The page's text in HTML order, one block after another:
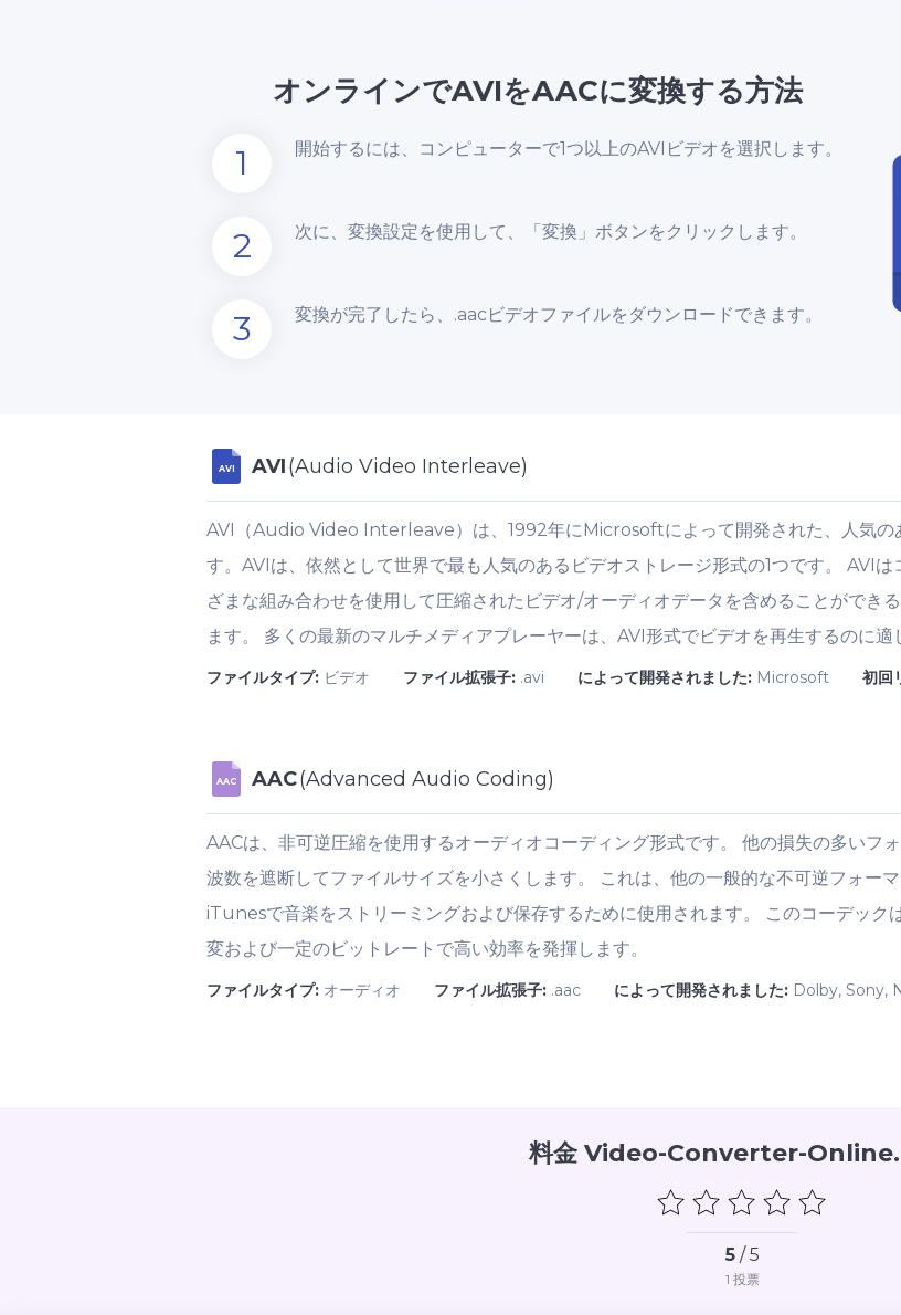
オンラインでAVIをAACに変換する方法
1 開始するには、コンピューターで1つ以上のAVIビデオを選択します。
2 次に、変換設定を使用して、「変換」ボタンをクリックします。
3 変換が完了したら、.aacビデオファイルをダウンロードできます。
AVI AVI(Audio Video Interleave)
AVI（Audio Video Interleave）は、1992年にMicrosoftによって開発された、人気の
す。AVIは、依然として世界で最も人気のあるビデオストレージ形式の1つです。 AVI
ざまな組み合わせを使用して圧縮されたビデオ/オーディオデータを含めることができ
ます。 多くの最新のマルチメディアプレーヤーは、AVI形式でビデオを再生するのに適
ファイルタイプ: ビデオ ファイル拡張子: .avi によって開発されました: Microsoft 初回
AAC AAC(Advanced Audio Coding)
AACは、非可逆圧縮を使用するオーディオコーディング形式です。 他の損失の多いフ
波数を遮断してファイルサイズを小さくします。 これは、他の一般的な不可逆フォー
iTunesで音楽をストリーミングおよび保存するために使用されます。 このコーデッ
変および一定のビットレートで高い効率を発揮します。
ファイルタイプ: オーディオ ファイル拡張子: .aac によって開発されました: Dolby, Sony,
料金 Video-Converter-
5/ 5
1 投票